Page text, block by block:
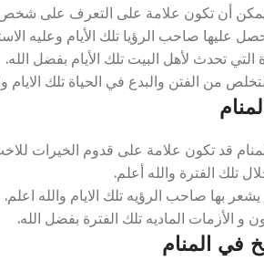
أن تكون علامة على التعرف على شخص
عليها صاحب الرؤيا تلك الأيام وعليه
تحدث لأهل البيت تلك الأيام بفضل الله.
من الفتن والبدع في الحياة تلك الايام
قد تكون علامة على قدوم الخيرات
تلك الفترة والله أعلم.
بها صاحب الرؤيه تلك الايام والله اعلم.
الأزمات الماديه تلك الفترة بفضل الله.
في المنام